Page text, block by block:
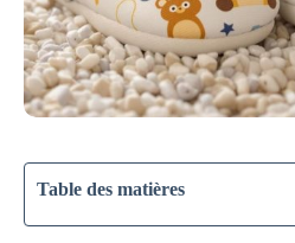
Table des matières